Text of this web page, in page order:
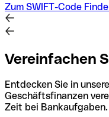
Zum SWIFT-Code
Vereinfachen
Entdecken Sie in
Geschäftsfinanzen
Zeit bei Bankaufgaben.